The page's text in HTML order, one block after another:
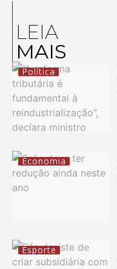
LEIA
MAIS
Política
Economia
Esporte